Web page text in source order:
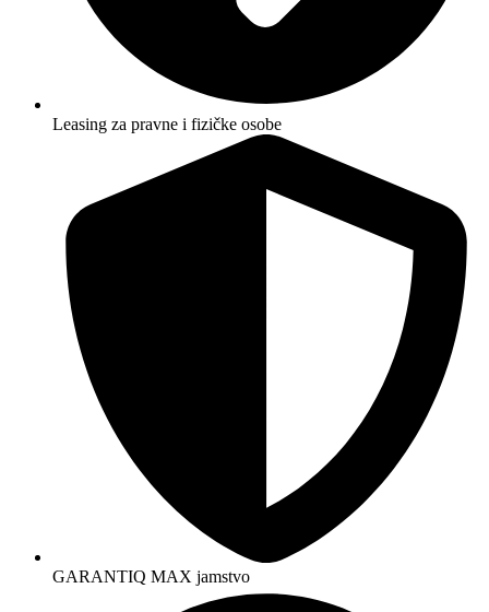
Leasing za pravne i fizičke osobe
GARANTIQ MAX jamstvo